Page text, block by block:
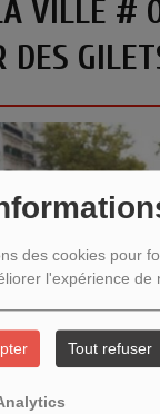
des cookies pour
l'expérience de
Tout refuser
VILLE